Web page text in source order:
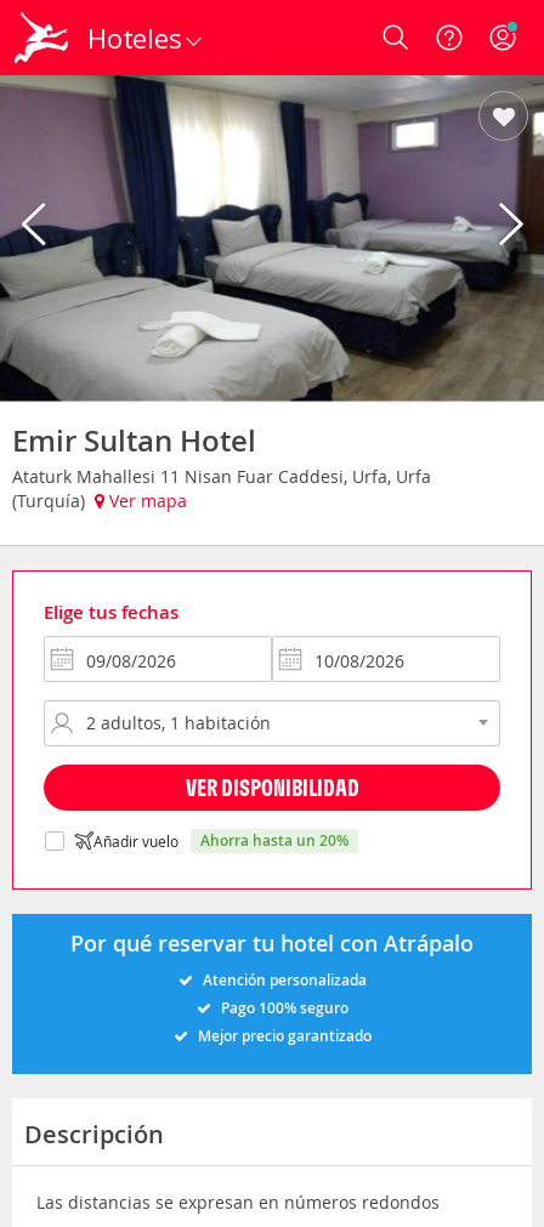
Hoteles Login
Emir Sultan Hotel
Ataturk Mahallesi 11 Nisan Fuar Caddesi, Urfa, Urfa
(Turquía)
Ver mapa
Elige tus fechas
VER DISPONIBILIDAD
Añadir vuelo ahorra hasta un 20%
Por qué reservar tu hotel con Atrápalo
Atención personalizada
Pago 100% seguro
Mejor precio garantizado
Descripción
Las distancias se expresan en números redondos